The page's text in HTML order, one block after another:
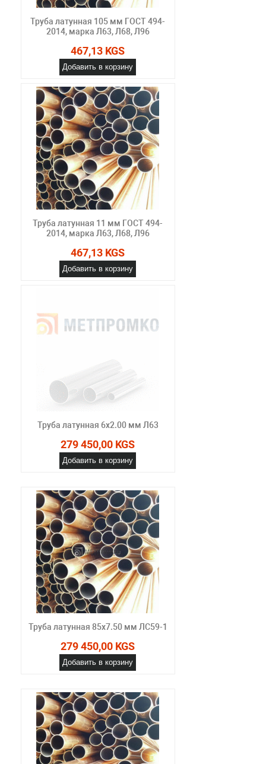
Труба латунная 105 мм ГОСТ 494-
2014, марка Л63, Л68, Л96
467,13 KGS
Добавить в корзину
Труба латунная 11 мм ГОСТ 494-
2014, марка Л63, Л68, Л96
467,13 KGS
Добавить в корзину
Труба латунная 6х2.00 мм Л63
279 450,00 KGS
Добавить в корзину
Труба латунная 85х7.50 мм ЛС59-1
279 450,00 KGS
Добавить в корзину